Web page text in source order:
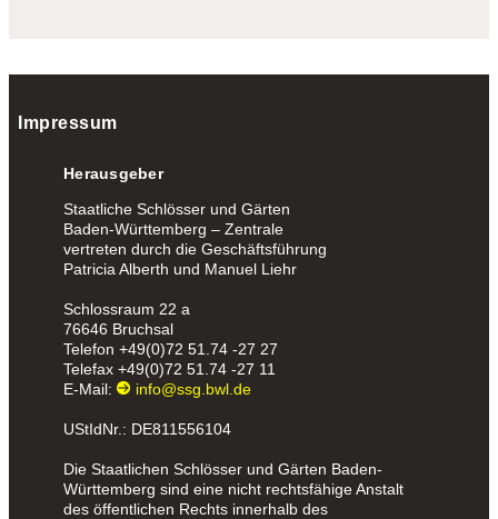
Impressum
Herausgeber
Staatliche Schlösser und Gärten
Baden-Württemberg – Zentrale
vertreten durch die Geschäftsführung
Patricia Alberth und Manuel Liehr
Schlossraum 22 a
76646 Bruchsal
Telefon +49(0)72 51.74 -27 27
Telefax +49(0)72 51.74 -27 11
E-Mail:
info@ssg.bwl.de
UStIdNr.: DE811556104
Die Staatlichen Schlösser und Gärten Baden-
Württemberg sind eine nicht rechtsfähige Anstalt
des öffentlichen Rechts innerhalb des